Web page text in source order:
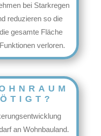
bei Starkregen
reduzieren so die
gesamte Fläche
verloren.
an Wohnbauland.